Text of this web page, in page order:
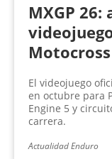
MXGP 26:
Motocross
El videojuego
en octubre para
Engine 5 y
carrera.
Actualidad Enduro